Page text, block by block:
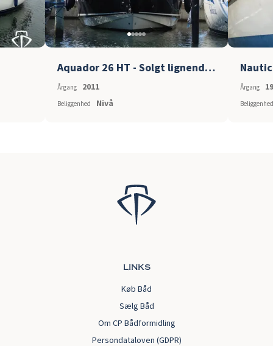
Aquador 26 HT - Solgt lignende søges
Årgang 2011
Beliggenhed Nivå
Årgang
Beliggenhed
links
Køb Båd
Sælg Båd
Om CP Bådformidling
Persondataloven (GDPR)